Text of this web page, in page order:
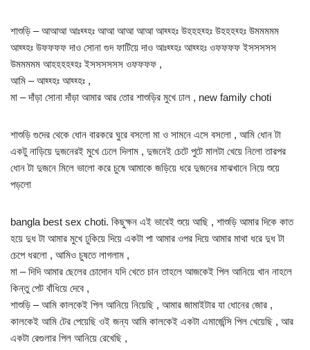
শাশুড়ি – আআআ আঃহ্হ্হঃ আআ আআ আআ আহ্হ্হঃ উহহহহ্হঃ উহহহহ্হঃ উমমমমম
আহ্হ্হঃ উফফফফ দাও সোনা গুদ ফাটিয়ে দাও আঃহ্হ্হঃ আহ্হ্হঃ ওফফফফ ইসসসসস
উমমমমম আহহহহহ্হঃ ইসসসসসস ওফফফফ ,
আমি – আহ্হ্হঃ আহ্হ্হঃ ,
মা – দাঁড়া সোনা দাঁড়া আমার আর তোর শাশুড়ির মুখে ঢাল , new family choti
শাশুড়ি গুদের থেকে ধোন বারকরে ঘুরে বসলো মা ও সামনে এসে বসলো , আমি ধোন টা
একটু নাড়িয়ে দুজনেরই মুখে ঢেলে দিলাম , দুজনেই চেটে পুটে মালটা খেয়ে নিলো তারপর
ধোন টা দুজনে মিলে ভালো করে চুষে আমাকে জড়িয়ে ধরে দুজনের মাঝখানে নিয়ে শুয়ে
পড়লো
bangla best sex choti. কিছুক্ষন এই ভাবেই শুয়ে আছি , শাশুড়ি আমার দিকে কাত
হয়ে দুধ টা আমার মুখে ঢুকিয়ে দিয়ে একটা পা আমার ওপর দিয়ে আমার মাথা ধরে দুধ টা
চেপে ধরলো , আমিও চুষতে লাগলাম ,
মা – দিদি আমার ছেলের চোদোন যদি খেতে চান তাহলে আজকেই পিল আনিয়ে খান নাহলে
কিন্তু পেট বাঁধিয়ে দেবে ,
শাশুড়ি – আমি কালকেই পিল আনিয়ে নিয়েছি , আমার জামাইটার যা ধোনের জোর ,
কালকেই আমি টের পেয়েছি ওই জন্য আমি কালকেই একটা এমার্জেন্সি পিল খেয়েছি , আর
একটা রেগুলার পিল আনিয়ে রেখেছি ,